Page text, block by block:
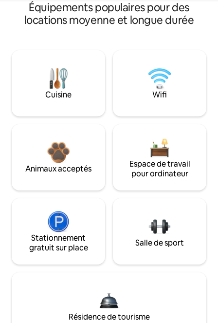
Équipements populaires pour des
locations moyenne et longue durée
Cuisine Wifi
Animaux acceptés
Espace de travail
pour ordinateur
Stationnement
gratuit sur place
Salle de sport
Résidence de tourisme